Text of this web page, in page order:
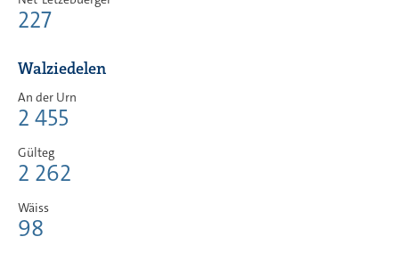
227
Walziedelen
An der Urn
2 455
Gülteg
2 262
Wäiss
98